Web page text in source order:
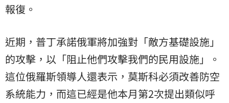
報復。
近期，普丁承諾俄軍將加強對「敵方基礎設施」
的攻擊，以「阻止他們攻擊我們的民用設施」。
這位俄羅斯領導人還表示，莫斯科必須改善防空
系統能力，而這已經是他本月第2次提出類似呼